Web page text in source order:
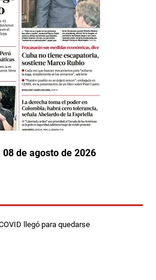
08 de agosto de 2026
llegó para quedarse